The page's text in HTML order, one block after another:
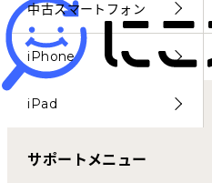
中古スマートフォン
iPhone
iPad
サポートメニュー